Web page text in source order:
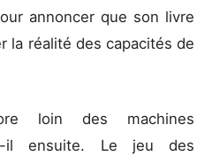
annoncer que son livre
la réalité des capacités de
loin des machines
t-il ensuite. Le jeu des